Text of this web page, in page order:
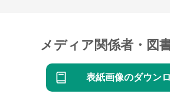
メディア関係者・図
表紙画像のダウン